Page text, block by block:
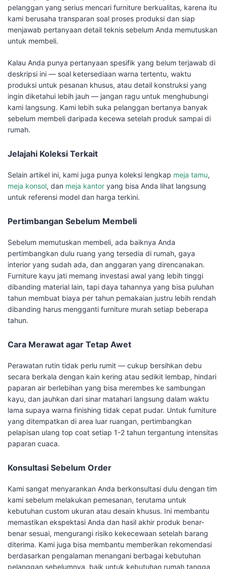
pelanggan yang serius mencari furniture berkualitas, karena itu
kami berusaha transparan soal proses produksi dan siap
menjawab pertanyaan detail teknis sebelum Anda memutuskan
untuk membeli.
Kalau Anda punya pertanyaan spesifik yang belum terjawab di
deskripsi ini — soal ketersediaan warna tertentu, waktu
produksi untuk pesanan khusus, atau detail konstruksi yang
ingin diketahui lebih jauh — jangan ragu untuk menghubungi
kami langsung. Kami lebih suka pelanggan bertanya banyak
sebelum membeli daripada kecewa setelah produk sampai di
rumah.
Jelajahi Koleksi Terkait
Selain artikel ini, kami juga punya koleksi lengkap meja tamu,
meja konsol, dan meja kantor yang bisa Anda lihat langsung
untuk referensi model dan harga terkini.
Pertimbangan Sebelum Membeli
Sebelum memutuskan membeli, ada baiknya Anda
pertimbangkan dulu ruang yang tersedia di rumah, gaya
interior yang sudah ada, dan anggaran yang direncanakan.
Furniture kayu jati memang investasi awal yang lebih tinggi
dibanding material lain, tapi daya tahannya yang bisa puluhan
tahun membuat biaya per tahun pemakaian justru lebih rendah
dibanding harus mengganti furniture murah setiap beberapa
tahun.
Cara Merawat agar Tetap Awet
Perawatan rutin tidak perlu rumit — cukup bersihkan debu
secara berkala dengan kain kering atau sedikit lembap, hindari
paparan air berlebihan yang bisa merembes ke sambungan
kayu, dan jauhkan dari sinar matahari langsung dalam waktu
lama supaya warna finishing tidak cepat pudar. Untuk furniture
yang ditempatkan di area luar ruangan, pertimbangkan
pelapisan ulang top coat setiap 1-2 tahun tergantung intensitas
paparan cuaca.
Konsultasi Sebelum Order
Kami sangat menyarankan Anda berkonsultasi dulu dengan tim
kami sebelum melakukan pemesanan, terutama untuk
kebutuhan custom ukuran atau desain khusus. Ini membantu
memastikan ekspektasi Anda dan hasil akhir produk benar-
benar sesuai, mengurangi risiko kekecewaan setelah barang
diterima. Kami juga bisa membantu memberikan rekomendasi
berdasarkan pengalaman menangani berbagai kebutuhan
pelanggan sebelumnya, baik untuk kebutuhan rumah tangga